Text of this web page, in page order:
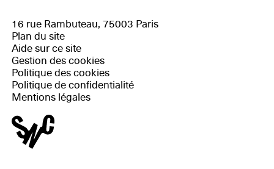
16 rue Rambuteau, 75003 Paris
Plan du site
Aide sur ce site
Gestion des cookies
Politique des cookies
Politique de confidentialité
Mentions légales